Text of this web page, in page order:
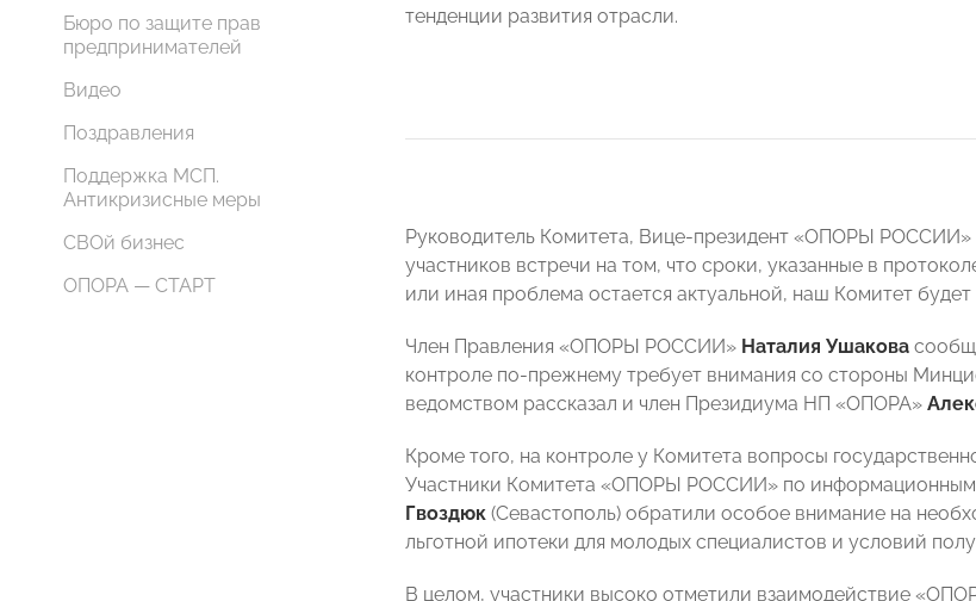
Бюро по защите прав
предпринимателей
Видео
Поздравления
Поддержка МСП.
Антикризисные меры
СВОй бизнес
ОПОРА — СТАРТ
тенденции развития отрасли.
Руководитель Комитета, Вице-президент «ОПОРЫ РОССИИ»
участников встречи на том, что сроки, указанные в
или иная проблема остается актуальной, наш Комитет
Член Правления «ОПОРЫ РОССИИ» Наталия Ушакова
контроле по-прежнему требует внимания со стороны
ведомством рассказал и член Президиума НП «ОПОРА»
Кроме того, на контроле у Комитета вопросы
Участники Комитета «ОПОРЫ РОССИИ» по информационным
Гвоздюк (Севастополь) обратили особое внимание на
льготной ипотеки для молодых специалистов и условий
В целом, участники высоко отметили взаимодействие